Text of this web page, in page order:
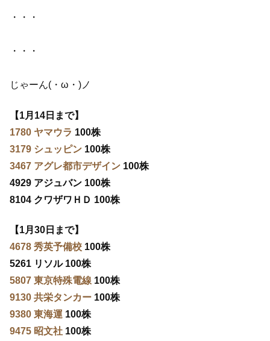
・・・
・・・
じゃーん(・ω・)ノ
【1月14日まで】
1780 ヤマウラ 100株
3179 シュッピン 100株
3467 アグレ都市デザイン 100株
4929 アジュバン 100株
8104 クワザワＨＤ 100株
【1月30日まで】
4678 秀英予備校 100株
5261 リソル 100株
5807 東京特殊電線 100株
9130 共栄タンカー 100株
9380 東海運 100株
9475 昭文社 100株